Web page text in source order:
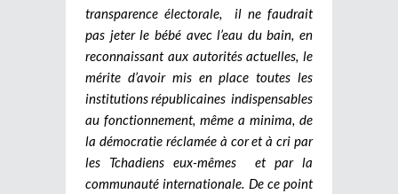
transparence électorale, il ne faudrait
pas jeter le bébé avec l’eau du bain, en
reconnaissant aux autorités actuelles, le
mérite d’avoir mis en place toutes les
institutions républicaines indispensables
au fonctionnement, même a minima, de
la démocratie réclamée à cor et à cri par
les Tchadiens eux-mêmes et par la
communauté internationale. De ce point